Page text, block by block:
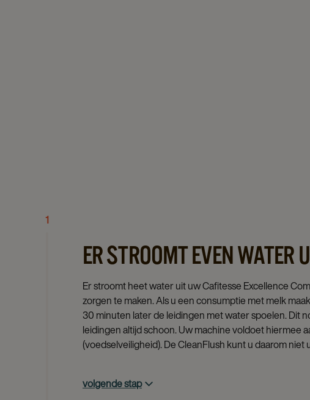
1
ER STROOMT EVEN WATER
Er stroomt heet water uit uw Cafitesse Excellence
zorgen te maken. Als u een consumptie met melk
30 minuten later de leidingen met water spoelen. Dit
leidingen altijd schoon. Uw machine voldoet hiermee
(voedselveiligheid). De CleanFlush kunt u daarom niet
volgende stap